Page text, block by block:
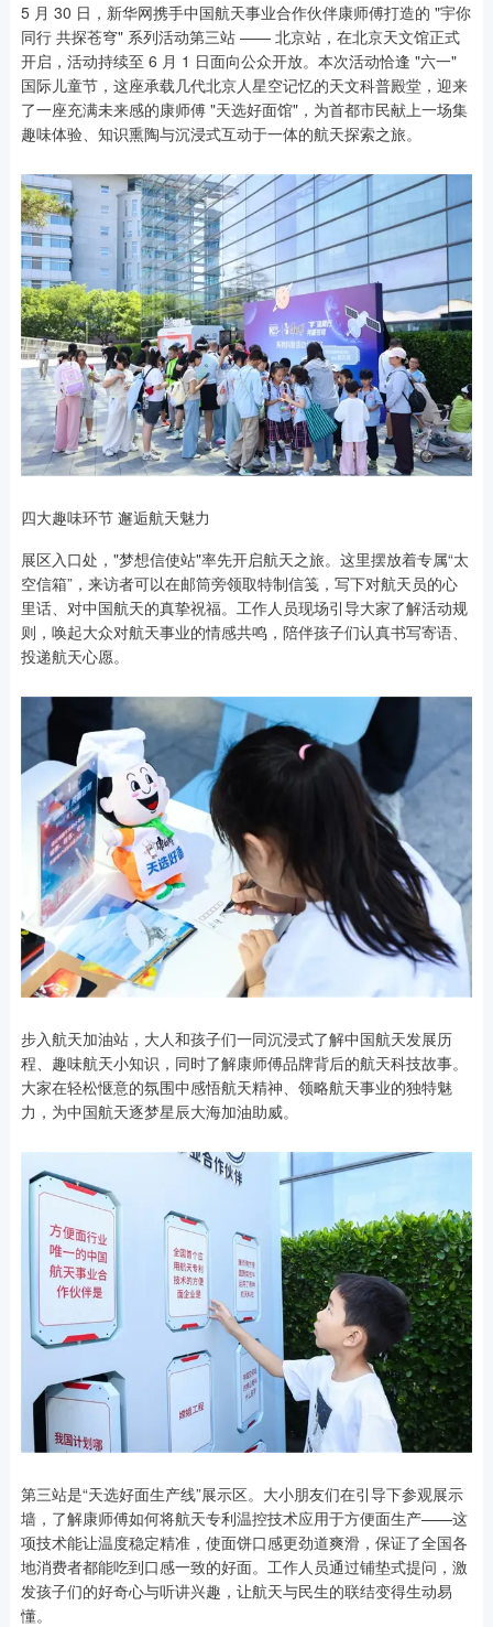
5 月 30 日，新华网携手中国航天事业合作伙伴康师傅打造的 "宇你
同行 共探苍穹" 系列活动第三站 —— 北京站，在北京天文馆正式
开启，活动持续至 6 月 1 日面向公众开放。本次活动恰逢 "六一"
国际儿童节，这座承载几代北京人星空记忆的天文科普殿堂，迎来
了一座充满未来感的康师傅 "天选好面馆"，为首都市民献上一场集
趣味体验、知识熏陶与沉浸式互动于一体的航天探索之旅。
四大趣味环节 邂逅航天魅力
展区入口处，"梦想信使站"率先开启航天之旅。这里摆放着专属“太
空信箱”，来访者可以在邮筒旁领取特制信笺，写下对航天员的心
里话、对中国航天的真挚祝福。工作人员现场引导大家了解活动规
则，唤起大众对航天事业的情感共鸣，陪伴孩子们认真书写寄语、
投递航天心愿。
步入航天加油站，大人和孩子们一同沉浸式了解中国航天发展历
程、趣味航天小知识，同时了解康师傅品牌背后的航天科技故事。
大家在轻松惬意的氛围中感悟航天精神、领略航天事业的独特魅
力，为中国航天逐梦星辰大海加油助威。
第三站是“天选好面生产线”展示区。大小朋友们在引导下参观展示
墙，了解康师傅如何将航天专利温控技术应用于方便面生产——这
项技术能让温度稳定精准，使面饼口感更劲道爽滑，保证了全国各
地消费者都能吃到口感一致的好面。工作人员通过铺垫式提问，激
发孩子们的好奇心与听讲兴趣，让航天与民生的联结变得生动易
懂。